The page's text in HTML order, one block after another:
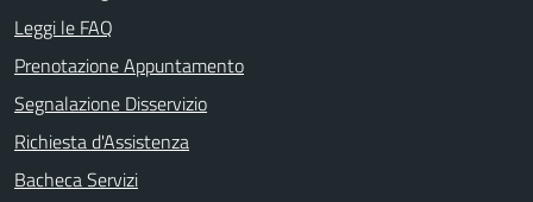
Leggi le FAQ
Prenotazione Appuntamento
Segnalazione Disservizio
Richiesta d'Assistenza
Bacheca Servizi